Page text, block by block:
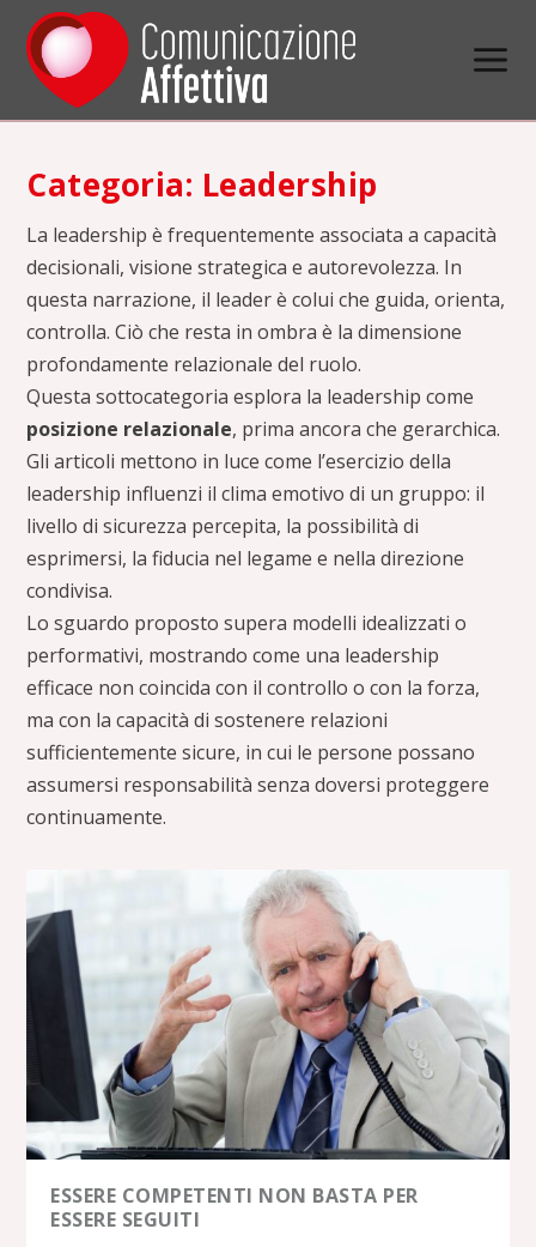
Categoria: Leadership
La leadership è frequentemente associata a capacità
decisionali, visione strategica e autorevolezza. In
questa narrazione, il leader è colui che guida, orienta,
controlla. Ciò che resta in ombra è la dimensione
profondamente relazionale del ruolo.
Questa sottocategoria esplora la leadership come
posizione relazionale, prima ancora che gerarchica.
Gli articoli mettono in luce come l’esercizio della
leadership influenzi il clima emotivo di un gruppo: il
livello di sicurezza percepita, la possibilità di
esprimersi, la fiducia nel legame e nella direzione
condivisa.
Lo sguardo proposto supera modelli idealizzati o
performativi, mostrando come una leadership
efficace non coincida con il controllo o con la forza,
ma con la capacità di sostenere relazioni
sufficientemente sicure, in cui le persone possano
assumersi responsabilità senza doversi proteggere
continuamente.
ESSERE COMPETENTI NON BASTA PER
ESSERE SEGUITI